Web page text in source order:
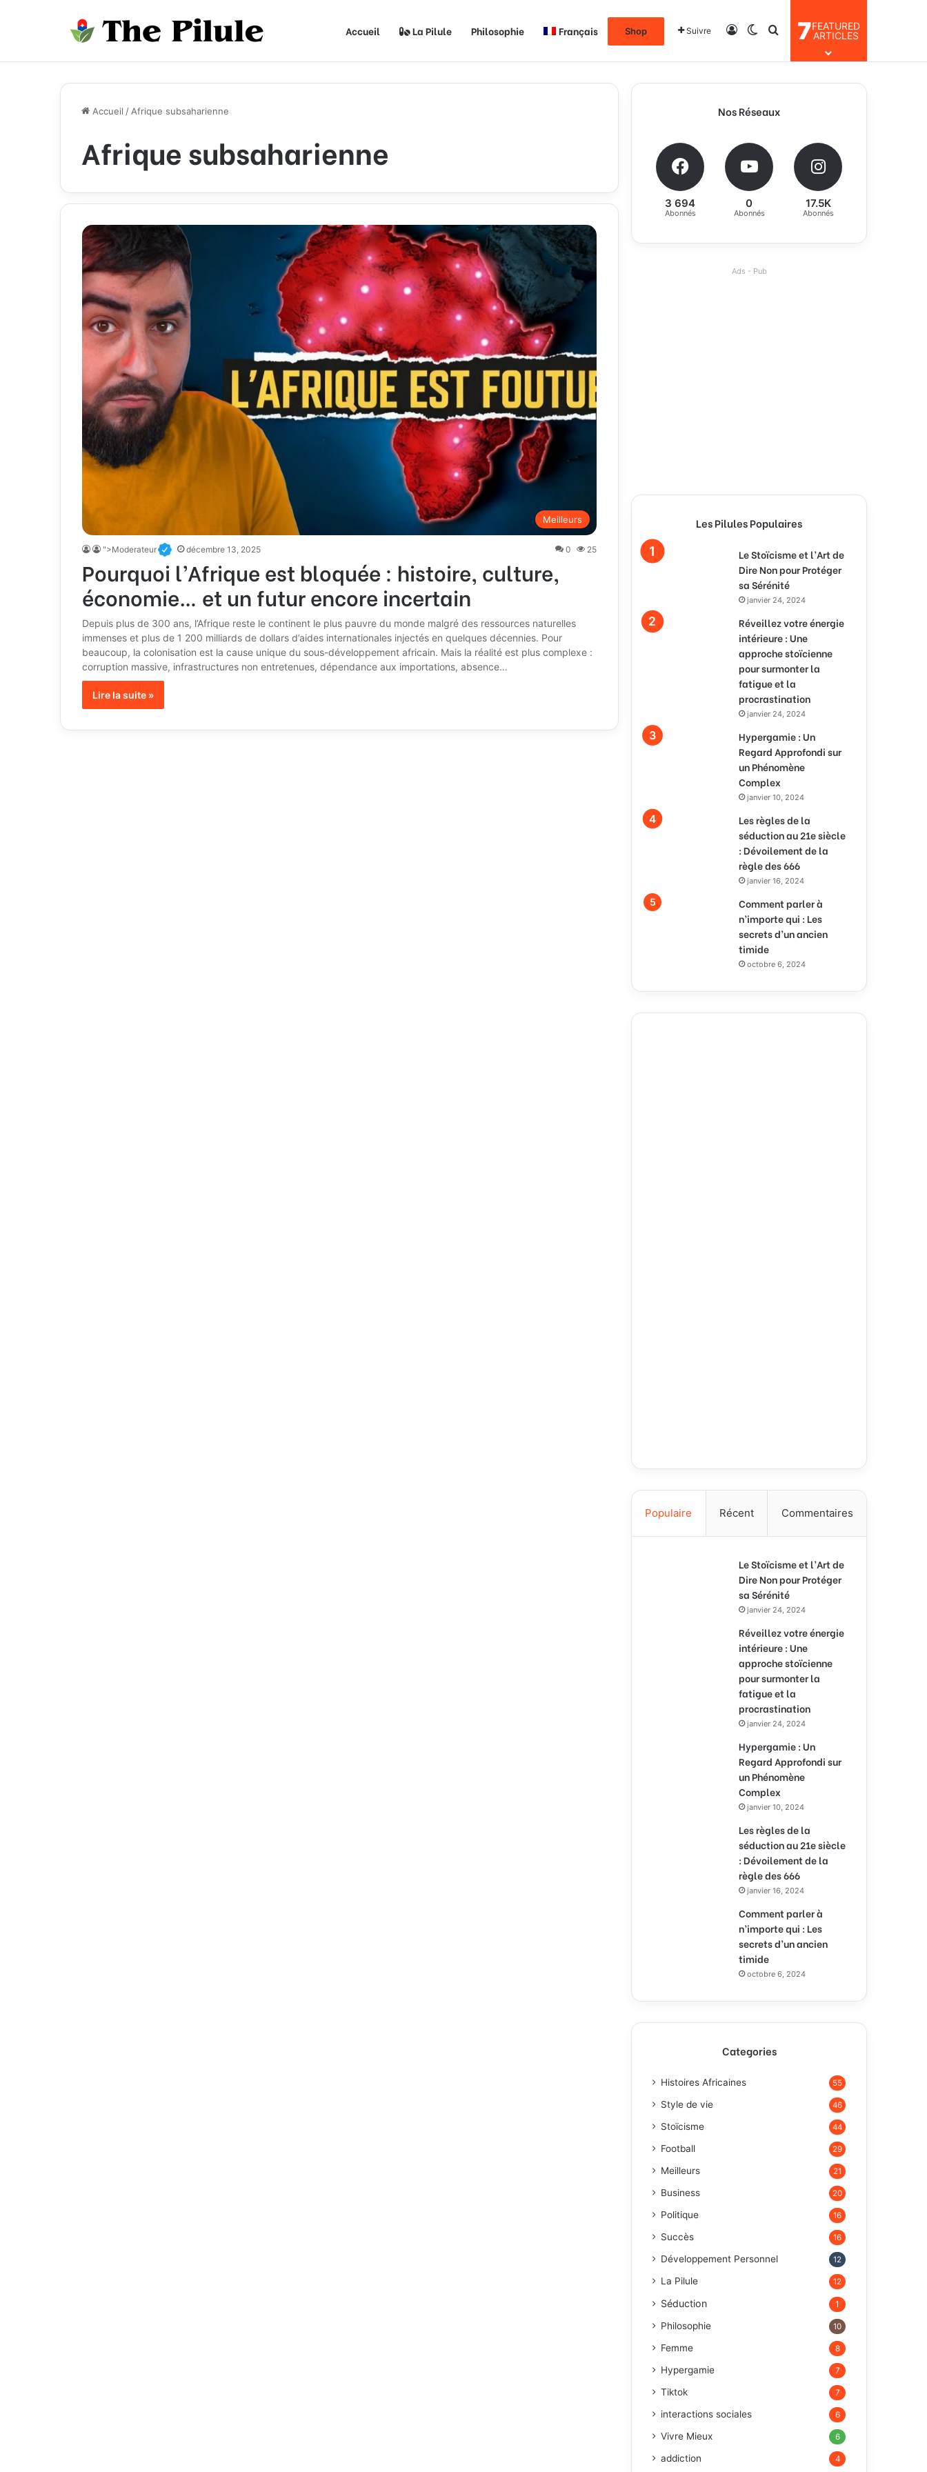
Accueil La Pilule Philosophie Français Shop Suivre ConnexionSwitch skin
Rechercher
7FEATURED
ARTICLES
Accueil / Afrique subsaharienne
Afrique subsaharienne
Meilleurs
">Moderateur décembre 13, 2025 0 25
Pourquoi l’Afrique est bloquée : histoire, culture,
économie… et un futur encore incertain
Depuis plus de 300 ans, l’Afrique reste le continent le plus pauvre du monde malgré des ressources naturelles
immenses et plus de 1 200 milliards de dollars d’aides internationales injectés en quelques décennies. Pour
beaucoup, la colonisation est la cause unique du sous-développement africain. Mais la réalité est plus complexe :
corruption massive, infrastructures non entretenues, dépendance aux importations, absence…
Lire la suite »
Nos Réseaux
3 694
Abonnés
0
Abonnés
17.5K
Abonnés
Ads - Pub
Les Pilules Populaires
Le Stoïcisme et l’Art de
Dire Non pour Protéger
sa Sérénité
janvier 24, 2024
Réveillez votre énergie
intérieure : Une
approche stoïcienne
pour surmonter la
fatigue et la
procrastination
janvier 24, 2024
Hypergamie : Un
Regard Approfondi sur
un Phénomène
Complex
janvier 10, 2024
Les règles de la
séduction au 21e siècle
: Dévoilement de la
règle des 666
janvier 16, 2024
Comment parler à
n’importe qui : Les
secrets d’un ancien
timide
octobre 6, 2024
Populaire Récent Commentaires
Le Stoïcisme et l’Art de
Dire Non pour Protéger
sa Sérénité
janvier 24, 2024
Réveillez votre énergie
intérieure : Une
approche stoïcienne
pour surmonter la
fatigue et la
procrastination
janvier 24, 2024
Hypergamie : Un
Regard Approfondi sur
un Phénomène
Complex
janvier 10, 2024
Les règles de la
séduction au 21e siècle
: Dévoilement de la
règle des 666
janvier 16, 2024
Comment parler à
n’importe qui : Les
secrets d’un ancien
timide
octobre 6, 2024
Categories
Histoires Africaines 55
Style de vie 46
Stoïcisme 44
Football 29
Meilleurs 21
Business 20
Politique 16
Succès 16
Développement Personnel 12
La Pilule 12
Séduction 1
Philosophie 10
Femme 8
Hypergamie 7
Tiktok 7
interactions sociales 6
Vivre Mieux 6
addiction 4